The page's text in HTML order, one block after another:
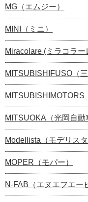
MG（エムジー）
MINI（ミニ）
Miracolare (ミラコラー
MITSUBISHIFUSO（三
MITSUBISHIMOTORS
MITSUOKA（光岡自動
Modellista（モデリスタ
MOPER（モパー）
N-FAB（エヌエフエー